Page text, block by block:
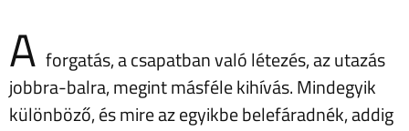
A forgatás, a csapatban való létezés, az utazás
jobbra-balra, megint másféle kihívás. Mindegyik
különböző, és mire az egyikbe belefáradnék, addig